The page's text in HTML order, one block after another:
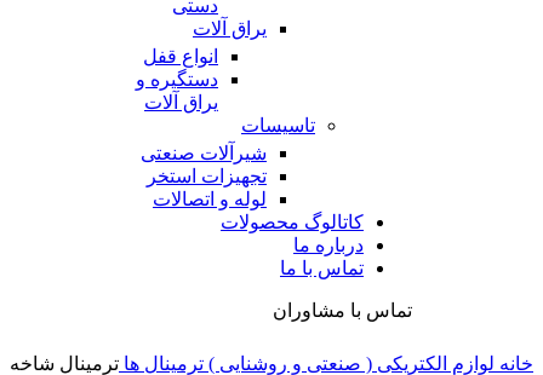
دستی
یراق آلات
انواع قفل
دستگیره و
یراق آلات
تاسیسات
شیرآلات صنعتی
تجهیزات استخر
لوله و اتصالات
کاتالوگ محصولات
درباره ما
تماس با ما
تماس با مشاوران
خانه لوازم الکتریکی ( صنعتی و روشنایی ) ترمینال ها ترمینال شاخه